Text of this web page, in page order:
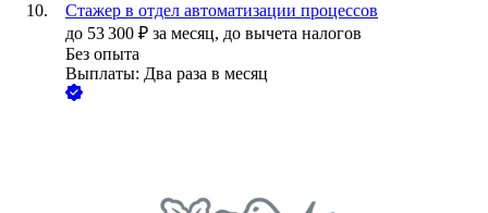
Стажер в отдел автоматизации процессов
до 53 300 ₽ за месяц, до вычета налогов
Без опыта
Выплаты: Два раза в месяц